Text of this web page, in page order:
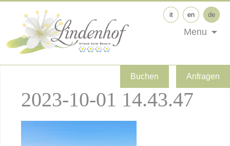
Buchen Anfragen
it en de
Menu
2023-10-01 14.43.47